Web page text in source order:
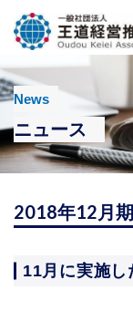
News
ニュース
2018年12月
11月に実施し